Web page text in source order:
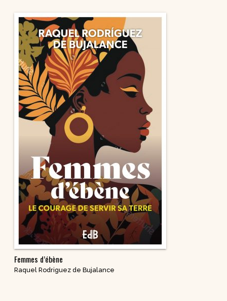
Femmes d’ébène
Raquel Rodriguez de Bujalance